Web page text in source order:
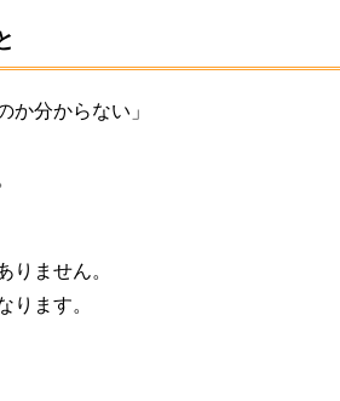
か分からない」
りません。
ります。